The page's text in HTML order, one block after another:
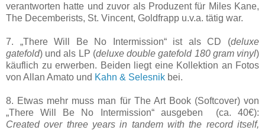
verantworten hatte und zuvor als Produzent für Miles Kane,
The Decemberists, St. Vincent, Goldfrapp u.v.a. tätig war.
7. „There Will Be No Intermission“ ist als CD (deluxe
gatefold) und als LP (deluxe double gatefold 180 gram vinyl)
käuflich zu erwerben. Beiden liegt eine Kollektion an Fotos
von Allan Amato und Kahn & Selesnik bei.
8. Etwas mehr muss man für The Art Book (Softcover) von
„There Will Be No Intermission“ ausgeben (ca. 40€):
Created over three years in tandem with the record itself,